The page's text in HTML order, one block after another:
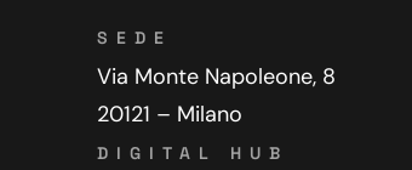
SEDE
Via Monte Napoleone, 8
20121 – Milano
DIGITAL HUB